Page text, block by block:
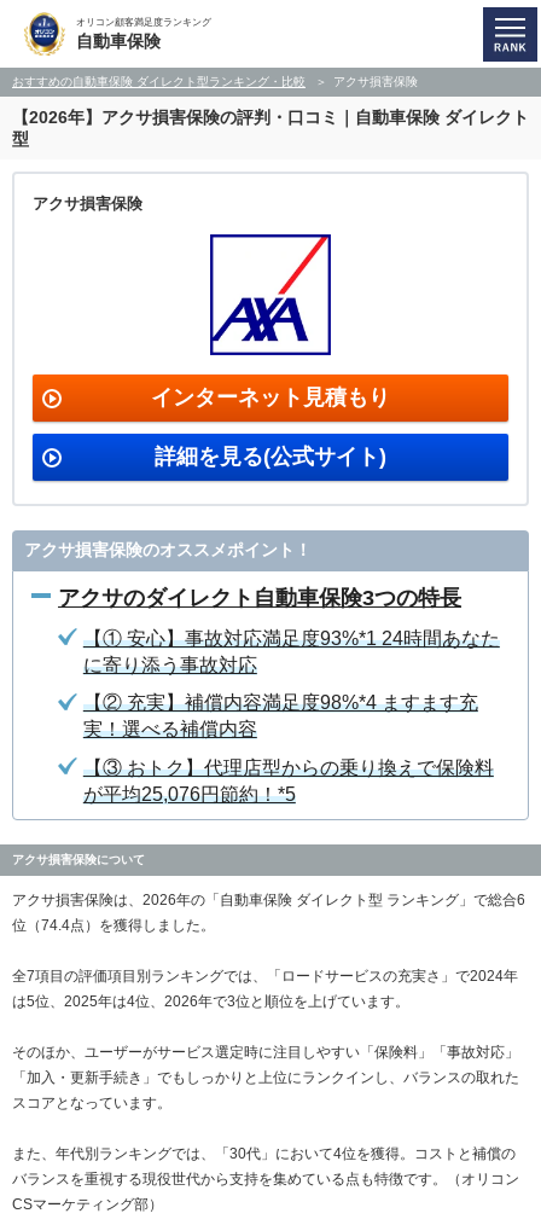
オリコン顧客満足度ランキング
自動車保険
おすすめの自動車保険 ダイレクト型ランキング・比較 アクサ損害保険
【2026年】アクサ損害保険の評判・口コミ｜自動車保険 ダイレクト
型
アクサ損害保険
インターネット見積もり
詳細を見る(公式サイト)
アクサ損害保険のオススメポイント！
アクサのダイレクト自動車保険3つの特長
【① 安心】事故対応満足度93%*1 24時間あなた
に寄り添う事故対応
【② 充実】補償内容満足度98%*4 ますます充
実！選べる補償内容
【③ おトク】代理店型からの乗り換えで保険料
が平均25,076円節約！*5
アクサ損害保険について
アクサ損害保険は、2026年の「自動車保険 ダイレクト型 ランキング」で総合6
位（74.4点）を獲得しました。
全7項目の評価項目別ランキングでは、「ロードサービスの充実さ」で2024年
は5位、2025年は4位、2026年で3位と順位を上げています。
そのほか、ユーザーがサービス選定時に注目しやすい「保険料」「事故対応」
「加入・更新手続き」でもしっかりと上位にランクインし、バランスの取れた
スコアとなっています。
また、年代別ランキングでは、「30代」において4位を獲得。コストと補償の
バランスを重視する現役世代から支持を集めている点も特徴です。（オリコン
CSマーケティング部）